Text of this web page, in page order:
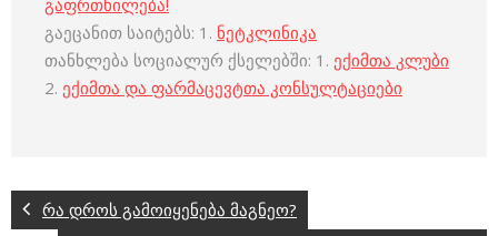
გაფრთხილება!
გაეცანით საიტებს: 1. ნეტკლინიკა
თანხლება სოციალურ ქსელებში: 1. ექიმთა კლუბი
2. ექიმთა და ფარმაცევტთა კონსულტაციები
რა დროს გამოიყენება მაგნეო?